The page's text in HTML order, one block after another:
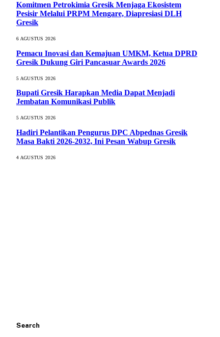
Komitmen Petrokimia Gresik Menjaga Ekosistem
Pesisir Melalui PRPM Mengare, Diapresiasi DLH
Gresik
6 AGUSTUS 2026
Pemacu Inovasi dan Kemajuan UMKM, Ketua DPRD
Gresik Dukung Giri Pancasuar Awards 2026
5 AGUSTUS 2026
Bupati Gresik Harapkan Media Dapat Menjadi
Jembatan Komunikasi Publik
5 AGUSTUS 2026
Hadiri Pelantikan Pengurus DPC Abpednas Gresik
Masa Bakti 2026-2032, Ini Pesan Wabup Gresik
4 AGUSTUS 2026
Search